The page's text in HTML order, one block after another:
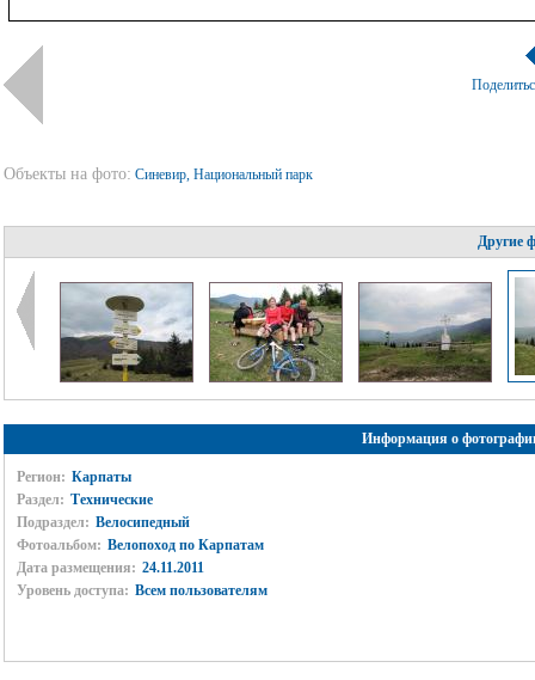
Объекты на фото: Синевир, Национальный парк
Другие
Информация о
Регион: Карпаты
Раздел: Технические
Подраздел: Велосипедный
Фотоальбом: Велопоход по Карпатам
Дата размещения: 24.11.2011
Уровень доступа: Всем пользователям